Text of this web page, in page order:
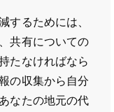
するためには、
共有についての
たなければなら
の収集から自分
なたの地元の代